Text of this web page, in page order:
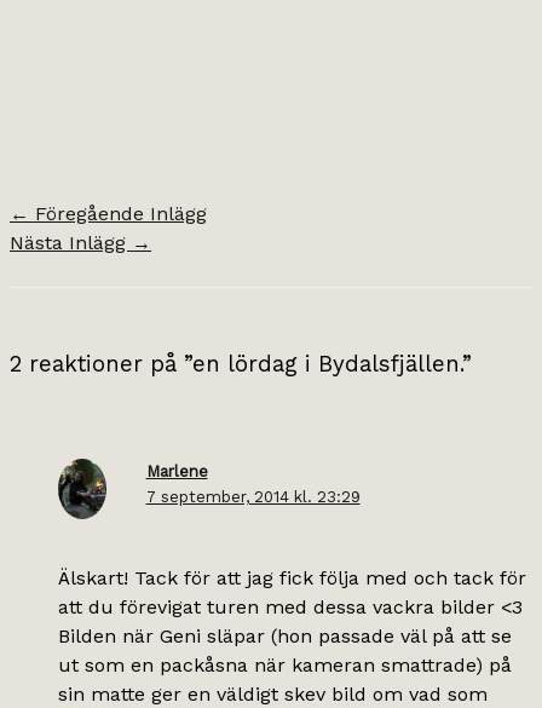
← Föregående Inlägg
Nästa Inlägg →
2 reaktioner på ”en lördag i Bydalsfjällen.”
Marlene
7 september, 2014 kl. 23:29
Älskart! Tack för att jag fick följa med och tack för
att du förevigat turen med dessa vackra bilder <3
Bilden när Geni släpar (hon passade väl på att se
ut som en packåsna när kameran smattrade) på
sin matte ger en väldigt skev bild om vad som